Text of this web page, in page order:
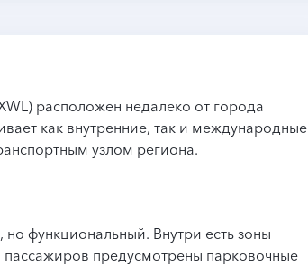
расположен недалеко от города
как внутренние, так и международные
узлом региона.
функциональный. Внутри есть зоны
предусмотрены парковочные